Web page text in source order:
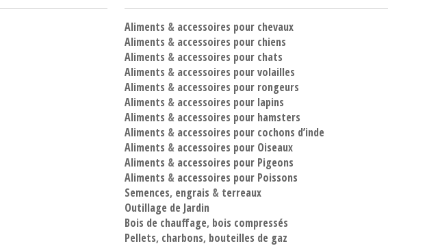
Aliments & accessoires pour chevaux
Aliments & accessoires pour chiens
Aliments & accessoires pour chats
Aliments & accessoires pour volailles
Aliments & accessoires pour rongeurs
Aliments & accessoires pour lapins
Aliments & accessoires pour hamsters
Aliments & accessoires pour cochons d’inde
Aliments & accessoires pour Oiseaux
Aliments & accessoires pour Pigeons
Aliments & accessoires pour Poissons
Semences, engrais & terreaux
Outillage de Jardin
Bois de chauffage, bois compressés
Pellets, charbons, bouteilles de gaz